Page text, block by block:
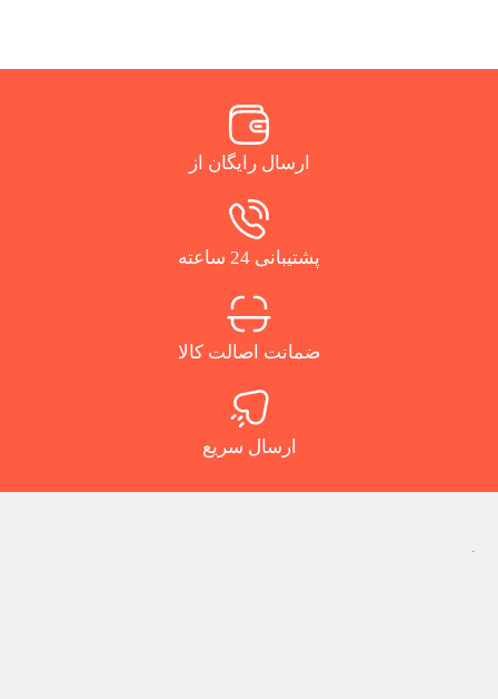
ارسال رایگان از
پشتیبانی 24 ساعته
ضمانت اصالت کالا
ارسال سریع
.